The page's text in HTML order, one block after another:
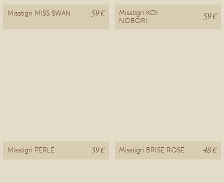
Misstigri MISS SWAN 59 €
Misstigri KOI
NOBORI
59 €
Misstigri PERLE 39 € Misstigri BRISE ROSE 48 €